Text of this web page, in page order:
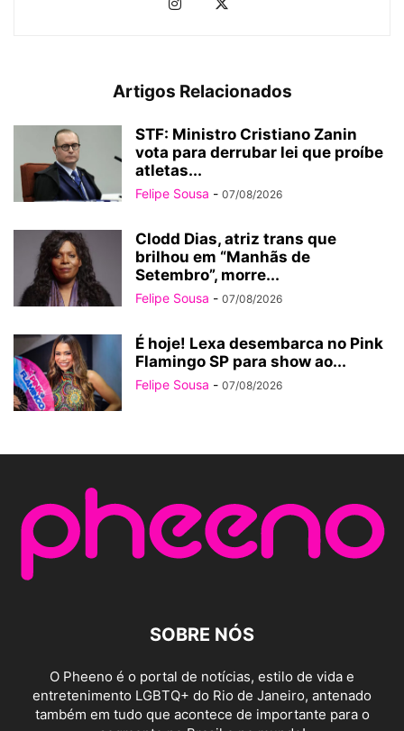
Artigos Relacionados
STF: Ministro Cristiano Zanin
vota para derrubar lei que proíbe
atletas...
Felipe Sousa - 07/08/2026
Clodd Dias, atriz trans que
brilhou em “Manhãs de
Setembro”, morre...
Felipe Sousa - 07/08/2026
É hoje! Lexa desembarca no Pink
Flamingo SP para show ao...
Felipe Sousa - 07/08/2026
SOBRE NÓS
O Pheeno é o portal de notícias, estilo de vida e
entretenimento LGBTQ+ do Rio de Janeiro, antenado
também em tudo que acontece de importante para o